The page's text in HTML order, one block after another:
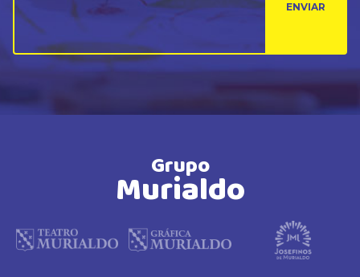
ENVIAR
Grupo
Murialdo